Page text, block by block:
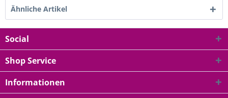
Ähnliche Artikel
Social
Shop Service
Informationen